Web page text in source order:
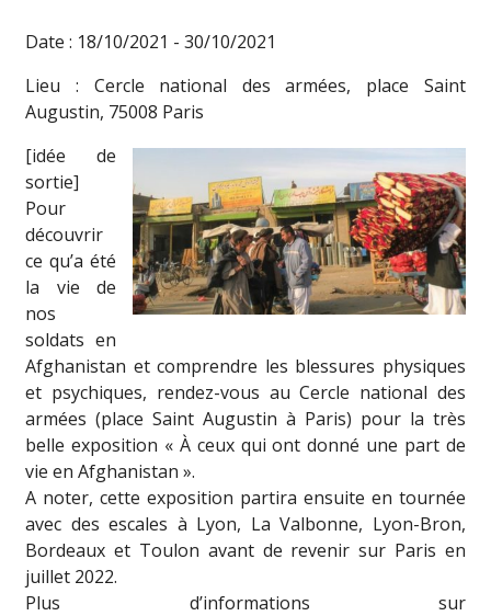
Date : 18/10/2021 - 30/10/2021
Lieu : Cercle national des armées, place Saint
Augustin, 75008 Paris
[idée de
sortie]
Pour
découvrir
ce qu’a été
la vie de
nos
soldats en
Afghanistan et comprendre les blessures physiques
et psychiques, rendez-vous au Cercle national des
armées (place Saint Augustin à Paris) pour la très
belle exposition « À ceux qui ont donné une part de
vie en Afghanistan ».
A noter, cette exposition partira ensuite en tournée
avec des escales à Lyon, La Valbonne, Lyon-Bron,
Bordeaux et Toulon avant de revenir sur Paris en
juillet 2022.
Plus d’informations sur